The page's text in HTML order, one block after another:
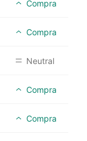
Compra
Compra
Neutral
Compra
Compra